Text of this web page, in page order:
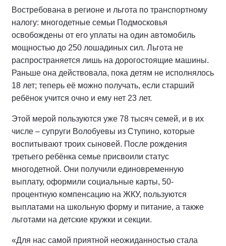
Востребована в регионе и льгота по транспортному
налогу: многодетные семьи Подмосковья
освобождены от его уплаты на один автомобиль
мощностью до 250 лошадиных сил. Льгота не
распространяется лишь на дорогостоящие машины.
Раньше она действовала, пока детям не исполнялось
18 лет; теперь её можно получать, если старший
ребёнок учится очно и ему нет 23 лет.
Этой мерой пользуются уже 78 тысяч семей, и в их
числе – супруги Волобуевы из Ступино, которые
воспитывают троих сыновей. После рождения
третьего ребёнка семье присвоили статус
многодетной. Они получили единовременную
выплату, оформили социальные карты, 50-
процентную компенсацию на ЖКУ, пользуются
выплатами на школьную форму и питание, а также
льготами на детские кружки и секции.
«Для нас самой приятной неожиданностью стала